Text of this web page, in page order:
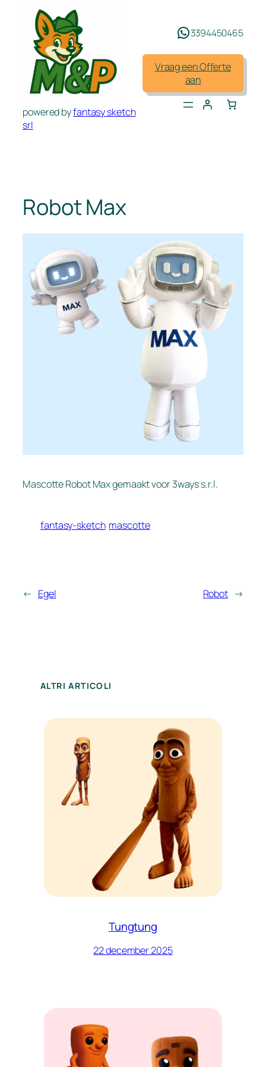
powered byfantasy sketch
srl
3394450465
Vraag een Offerte
aan
Robot Max
Mascotte Robot Max gemaakt voor 3ways s.r.l.
fantasy-sketch mascotte
← Egel Robot →
ALTRI ARTICOLI
Tungtung
22 december 2025